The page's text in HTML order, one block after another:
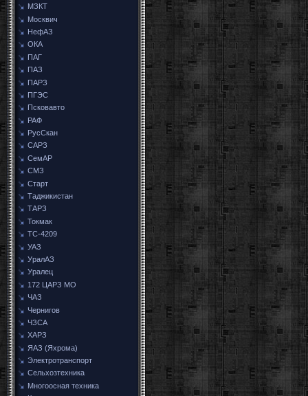
МЗКТ
Москвич
НефАЗ
ОКА
ПАГ
ПАЗ
ПАРЗ
ПГЭС
Псковавто
РАФ
РусСкан
САРЗ
СемАР
СМЗ
Старт
Таджикистан
ТАРЗ
Токмак
ТС-4209
УАЗ
УралАЗ
Уралец
172 ЦАРЗ МО
ЧАЗ
Чернигов
ЧЗСА
ХАРЗ
ЯАЗ (Яхрома)
Электротранспорт
Сельхозтехника
Многоосная техника